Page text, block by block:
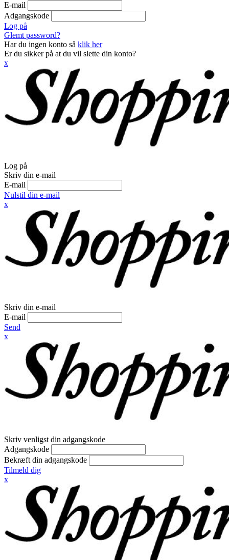
E-mail
Adgangskode
Log på
Glemt password?
Har du ingen konto så klik her
Er du sikker på at du vil slette din konto?
x
Log på
Skriv din e-mail
E-mail
Nulstil din e-mail
x
Skriv din e-mail
E-mail
Send
x
Skriv venligst din adgangskode
Adgangskode
Bekræft din adgangskode
Tilmeld dig
x